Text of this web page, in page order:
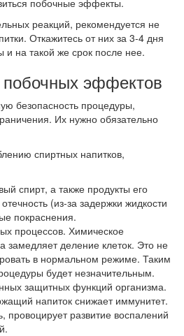
побочные эффекты.
реакций, рекомендуется не
Откажитесь от них за 3-4 дня
на такой же срок после нее.
побочных эффектов
безопасность процедуры,
Их нужно обязательно
спиртных напитков,
спирт, а также продукты его
(из-за задержки жидкости
покраснения.
процессов. Химическое
замедляет деление клеток. Это не
в нормальном режиме. Таким
будет незначительным.
защитных функций организма.
напиток снижает иммунитет.
провоцирует развитие воспалений